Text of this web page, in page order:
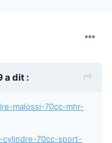
a dit :
malossi-70cc-mhr-
70cc-sport-